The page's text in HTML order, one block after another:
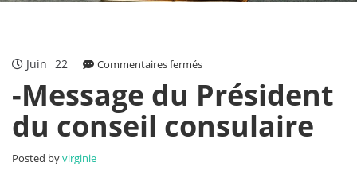
Juin 22 Commentaires ferméssur
Message
Président
-Message du Président
du conseil consulaire
Posted byvirginie